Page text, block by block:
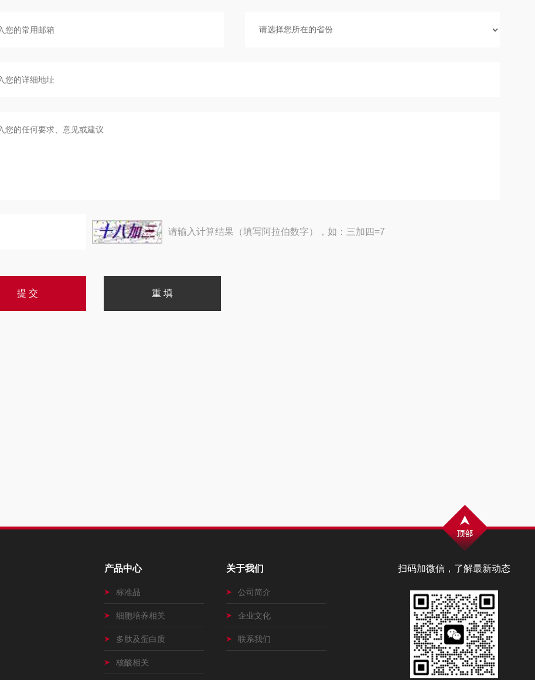
请输入计算结果（填写阿拉伯数字），如：三加四=7
扫码加微信，了解最新动态
产品中心
标准品
细胞培养相关
多肽及蛋白质
核酸相关
关于我们
公司简介
企业文化
联系我们